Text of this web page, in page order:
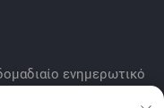
ενημερωτικό